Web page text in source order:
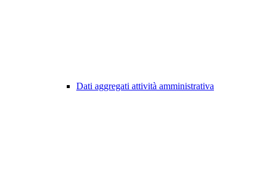
Dati aggregati attività amministrativa